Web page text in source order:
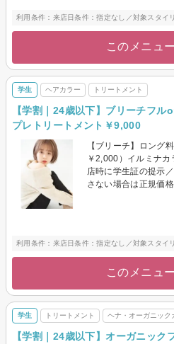
利用条件：来店日条件：指定なし／対象スタイ
このメニュ
学生 ヘアカラー トリートメント
【学割｜24歳以下】ブリーチフル
プレトリートメント￥9,000
【ブリーチ】ロング
￥2,000）イルミナ
店時に学生証の提示
さない場合は正規価格
利用条件：来店日条件：指定なし／対象スタイ
このメニュ
学生 トリートメント ヘナ・オーガニック
【学割｜24歳以下】オーガニック